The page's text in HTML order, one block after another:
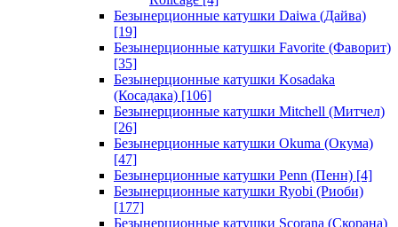
Безынерционные катушки Daiwa (Дайва)
[19]
Безынерционные катушки Favorite (Фаворит)
[35]
Безынерционные катушки Kosadaka
(Косадака) [106]
Безынерционные катушки Mitchell (Митчел)
[26]
Безынерционные катушки Okuma (Окума)
[47]
Безынерционные катушки Penn (Пенн) [4]
Безынерционные катушки Ryobi (Риоби)
[177]
Безынерционные катушки Scorana (Скорана)